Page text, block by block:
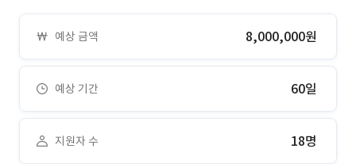
예상 금액 8,000,000원
예상 기간 60일
지원자 수 18명